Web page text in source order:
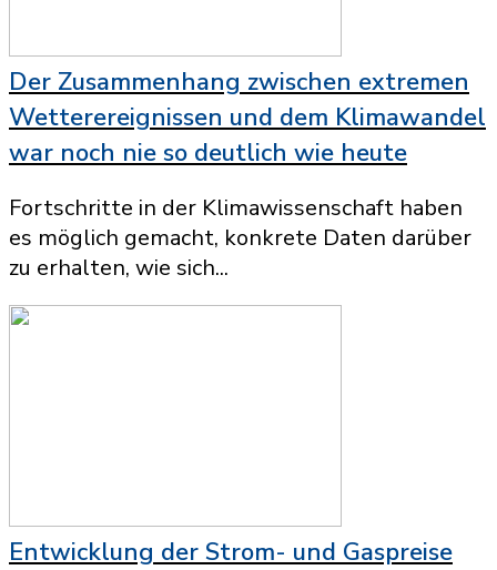
Der Zusammenhang zwischen extremen
Wetterereignissen und dem Klimawandel
war noch nie so deutlich wie heute
Fortschritte in der Klimawissenschaft haben
es möglich gemacht, konkrete Daten darüber
zu erhalten, wie sich...
Entwicklung der Strom- und Gaspreise